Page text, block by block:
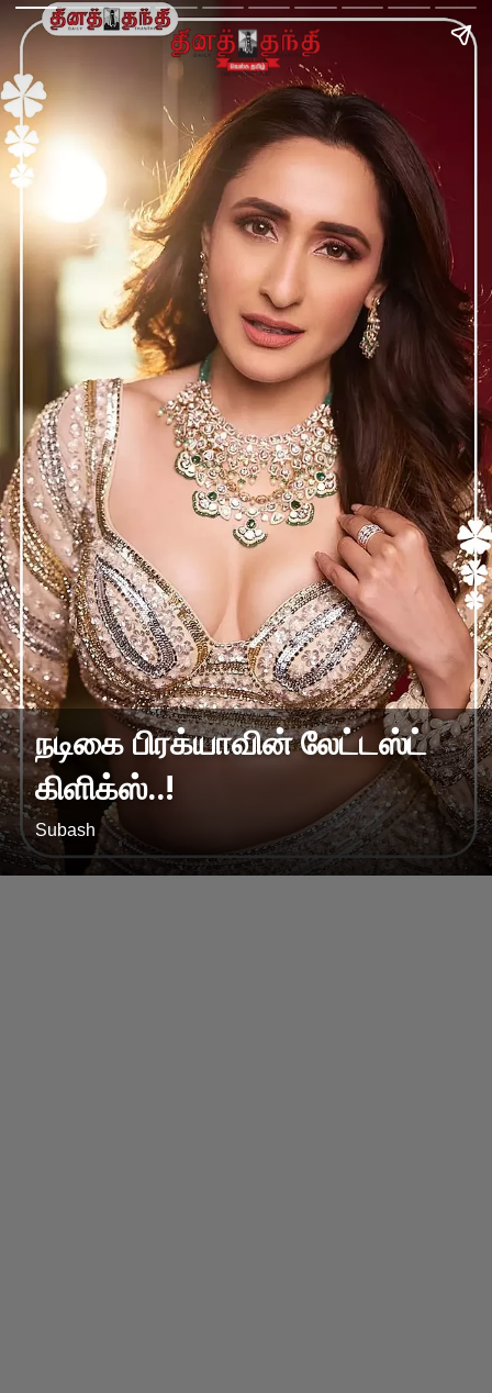
நடிகை பிரக்யாவின் லேட்டஸ்ட்
கிளிக்ஸ்..!
Subash